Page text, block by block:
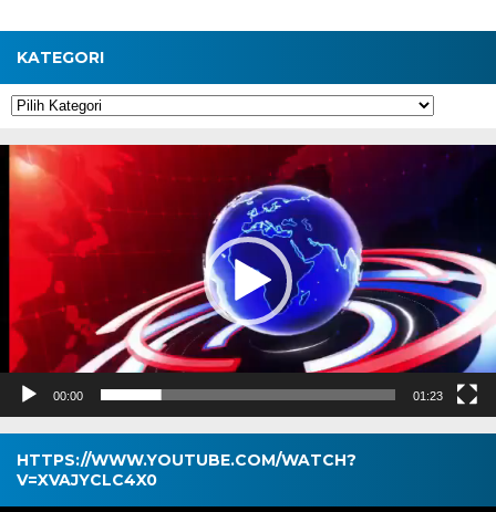
KATEGORI
Kategori
Pemutar
Video
00:00 01:23
HTTPS://WWW.YOUTUBE.COM/WATCH?
V=XVAJYCLC4X0